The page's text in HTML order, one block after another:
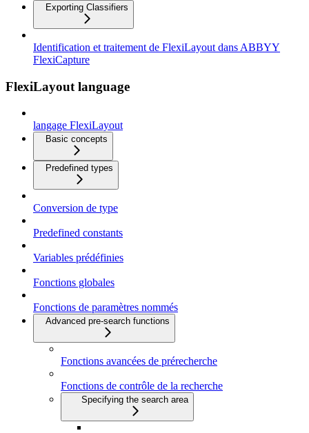
Exporting Classifiers
Identification et traitement de FlexiLayout dans ABBYY
FlexiCapture
FlexiLayout language
langage FlexiLayout
Basic concepts
Predefined types
Conversion de type
Predefined constants
Variables prédéfinies
Fonctions globales
Fonctions de paramètres nommés
Advanced pre-search functions
Fonctions avancées de prérecherche
Fonctions de contrôle de la recherche
Specifying the search area